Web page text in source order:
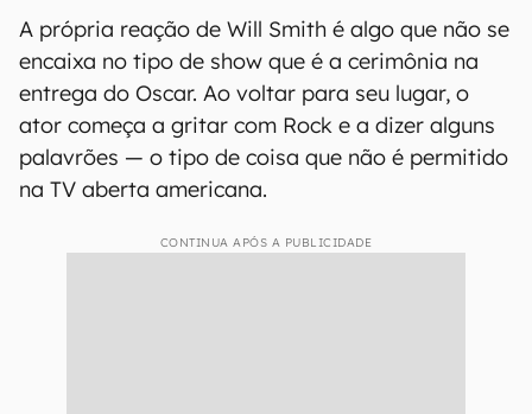
A própria reação de Will Smith é algo que não se
encaixa no tipo de show que é a cerimônia na
entrega do Oscar. Ao voltar para seu lugar, o
ator começa a gritar com Rock e a dizer alguns
palavrões — o tipo de coisa que não é permitido
na TV aberta americana.
CONTINUA APÓS A PUBLICIDADE